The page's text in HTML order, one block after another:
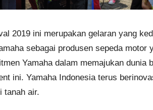
2019 ini merupakan gelaran yang
sebagai produsen sepeda motor
Yamaha dalam memajukan dunia
ini. Yamaha Indonesia terus
tanah air.